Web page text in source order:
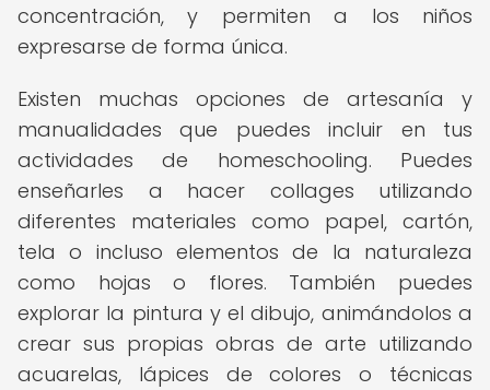
concentración, y permiten a los niños
expresarse de forma única.
Existen muchas opciones de artesanía y
manualidades que puedes incluir en tus
actividades de homeschooling. Puedes
enseñarles a hacer collages utilizando
diferentes materiales como papel, cartón,
tela o incluso elementos de la naturaleza
como hojas o flores. También puedes
explorar la pintura y el dibujo, animándolos a
crear sus propias obras de arte utilizando
acuarelas, lápices de colores o técnicas